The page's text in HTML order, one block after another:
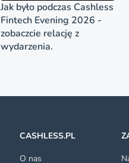
Jak było podczas Cashless
Fintech Evening 2026 -
zobaczcie relację z
wydarzenia.
CASHLESS.PL
O nas